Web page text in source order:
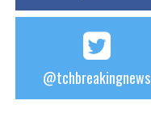
@tchbreakingnews